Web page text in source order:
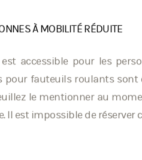
À MOBILITÉ RÉDUITE
est accessible pour les
pour fauteuils roulants sont
le mentionner au
Il est impossible de réserver